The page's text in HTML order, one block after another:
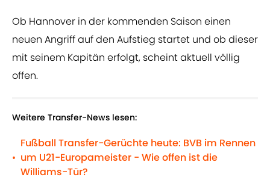
Ob Hannover in der kommenden Saison einen
neuen Angriff auf den Aufstieg startet und ob dieser
mit seinem Kapitän erfolgt, scheint aktuell völlig
offen.
Weitere Transfer-News lesen:
•
Fußball Transfer-Gerüchte heute: BVB im Rennen
um U21-Europameister - Wie offen ist die
Williams-Tür?